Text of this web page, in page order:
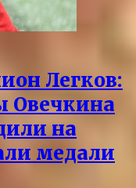
Легков:
Овечкина
на
медали